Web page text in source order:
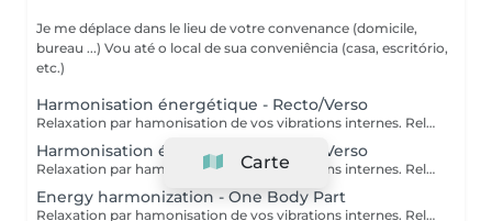
Je me déplace dans le lieu de votre convenance (domicile,
bureau ...) Vou até o local de sua conveniência (casa, escritório,
etc.)
Harmonisation énergétique - Recto/Verso
Relaxation par hamonisation de vos vibrations internes. Relaxamento pela harmonização de suas vibrações internas.
Harmonisation énergétique - Recto/Verso
Relaxation par hamonisation de vos vibrations internes. Relaxamento pela harmonização de suas vibrações internas.
Energy harmonization - One Body Part
Relaxation par hamonisation de vos vibrations internes. Relaxamento pela harmonização de suas vibrações internas.
Carte